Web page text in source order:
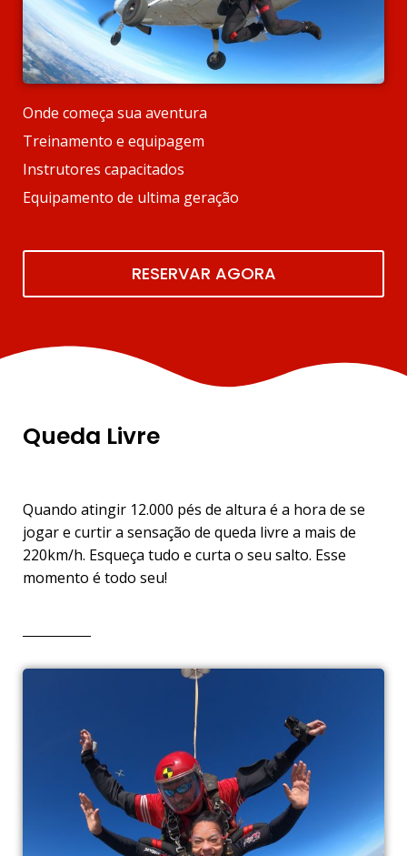
Onde começa sua aventura
Treinamento e equipagem
Instrutores capacitados
Equipamento de ultima geração
RESERVAR AGORA
Queda Livre
Quando atingir 12.000 pés de altura é a hora de se
jogar e curtir a sensação de queda livre a mais de
220km/h. Esqueça tudo e curta o seu salto. Esse
momento é todo seu!